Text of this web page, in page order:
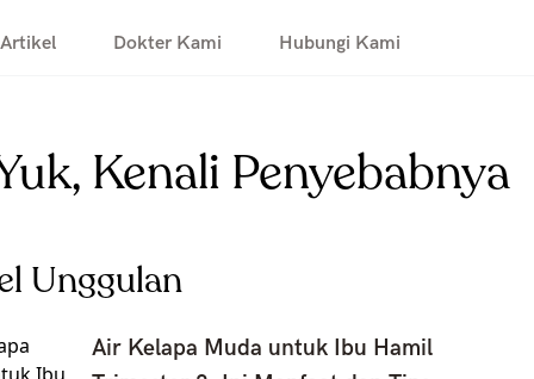
Artikel Dokter Kami Hubungi Kami
Kenali Penyebabnya
Unggulan
Air Kelapa Muda untuk Ibu Hamil